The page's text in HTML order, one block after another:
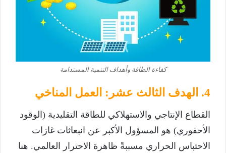
كفاءة الطاقة وأهداف التنمية المستدامة
4. الهدف الثالث عشر: العمل المناخي
القطاع الإنتاجي والاستهلاكي للطاقة التقليدية (الوقود
الأحفوري) هو المسؤول الأكبر عن انبعاثات غازات
الاحتباس الحراري مسببةً ظاهرة الاحترار العالمي. هنا